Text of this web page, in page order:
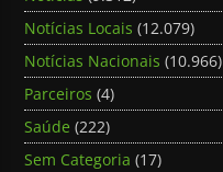
Notícias Locais (12.079)
Notícias Nacionais (10.966)
Parceiros (4)
Saúde (222)
Sem Categoria (17)